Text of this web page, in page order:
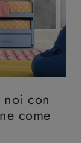
con
come